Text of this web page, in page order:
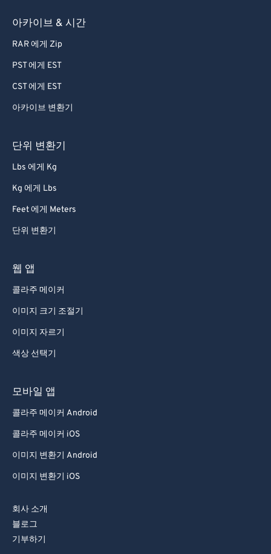
아카이브 & 시간
RAR 에게 Zip
PST 에게 EST
CST 에게 EST
아카이브 변환기
단위 변환기
Lbs 에게 Kg
Kg 에게 Lbs
Feet 에게 Meters
단위 변환기
웹 앱
콜라주 메이커
이미지 크기 조절기
이미지 자르기
색상 선택기
모바일 앱
콜라주 메이커 Android
콜라주 메이커 iOS
이미지 변환기 Android
이미지 변환기 iOS
회사 소개
블로그
기부하기